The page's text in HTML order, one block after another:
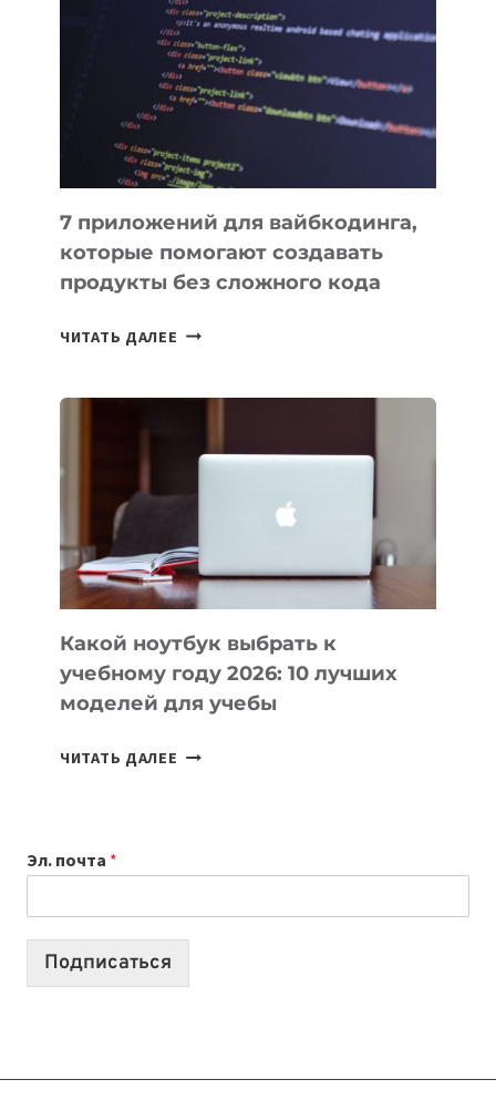
ИНСТРУМЕНТОВ
ДЛЯ
РАБОТЫ
7 приложений для вайбкодинга,
которые помогают создавать
продукты без сложного кода
ЧИТАТЬ ДАЛЕЕ 7
ПОМОГАЮТ
СОЗДАВАТЬ
БЕЗ
СЛОЖНОГО
КОДА
Какой ноутбук выбрать к
учебному году 2026: 10 лучших
моделей для учебы
ЧИТАТЬ ДАЛЕЕ КАКОЙ
2026:
10
Эл. почта *
Подписаться